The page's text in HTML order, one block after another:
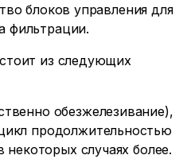
блоков управления для
фильтрации.
из следующих
обезжелезивание),
продолжительностью
случаях более.